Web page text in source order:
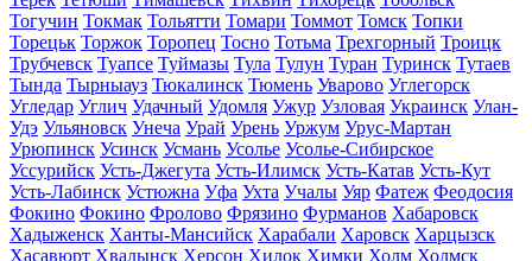
Тогучин Токмак Тольятти Томари Томмот Томск Топки
Торецьк Торжок Торопец Тосно Тотьма Трехгорный Троицк
Трубчевск Туапсе Туймазы Тула Тулун Туран Туринск Тутаев
Тында Тырныауз Тюкалинск Тюмень Уварово Углегорск
Угледар Углич Удачный Удомля Ужур Узловая Украинск Улан-
Удэ Ульяновск Унеча Урай Урень Уржум Урус-Мартан
Урюпинск Усинск Усмань Усолье Усолье-Сибирское
Уссурийск Усть-Джегута Усть-Илимск Усть-Катав Усть-Кут
Усть-Лабинск Устюжна Уфа Ухта Учалы Уяр Фатеж Феодосия
Фокино Фокино Фролово Фрязино Фурманов Хабаровск
Хадыженск Ханты-Мансийск Харабали Харовск Харцызск
Хасавюрт Хвалынск Херсон Хилок Химки Холм Холмск